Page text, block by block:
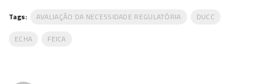
Tags: AVALIAÇÃO DA NECESSIDADE REGULATÓRIA
DUCC
ECHA
FEICA